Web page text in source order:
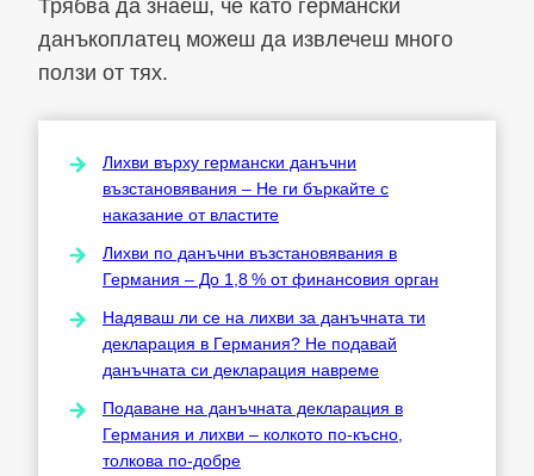
Трябва да знаеш, че като германски
данъкоплатец можеш да извлечеш много
ползи от тях.
Лихви върху германски данъчни
възстановявания – Не ги бъркайте с
наказание от властите
Лихви по данъчни възстановявания в
Германия – До 1,8 % от финансовия орган
Надяваш ли се на лихви за данъчната ти
декларация в Германия? Не подавай
данъчната си декларация навреме
Подаване на данъчната декларация в
Германия и лихви – колкото по-късно,
толкова по-добре